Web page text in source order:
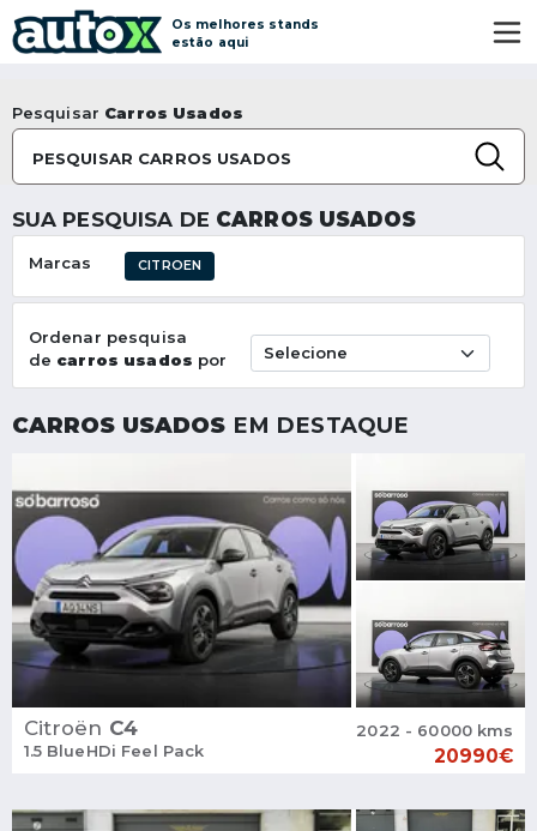
Os melhores stands
estão aqui
Pesquisar Carros Usados
PESQUISAR CARROS USADOS
SUA PESQUISA DE CARROS USADOS
Marcas CITROEN
Ordenar pesquisa
de carros usados por
CARROS USADOS EM DESTAQUE
Citroën C4
1.5 BlueHDi Feel Pack
2022 - 60000 kms
20990€